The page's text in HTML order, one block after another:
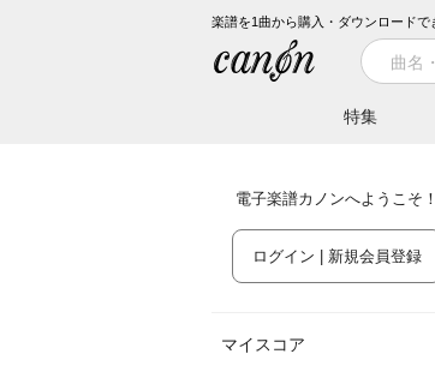
楽譜を1曲から購入・ダウンロードで
特集
電子楽譜カノンへようこそ！
ログイン | 新規会員登録
マイスコア